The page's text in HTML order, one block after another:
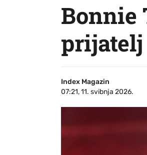
Bonnie
prijatelj
Index Magazin
07:21, 11. svibnja 2026.